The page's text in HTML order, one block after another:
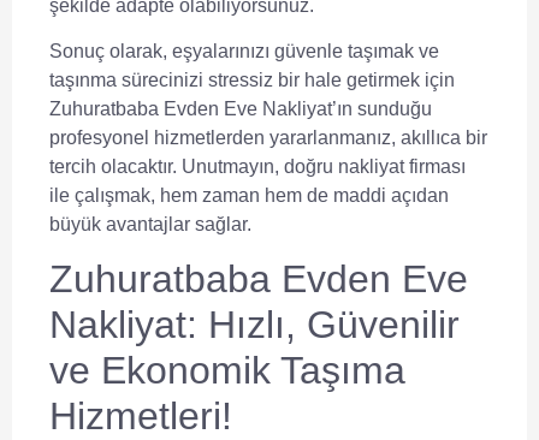
şekilde adapte olabiliyorsunuz.
Sonuç olarak, eşyalarınızı güvenle taşımak ve
taşınma sürecinizi stressiz bir hale getirmek için
Zuhuratbaba Evden Eve Nakliyat’ın sunduğu
profesyonel hizmetlerden yararlanmanız, akıllıca bir
tercih olacaktır. Unutmayın, doğru nakliyat firması
ile çalışmak, hem zaman hem de maddi açıdan
büyük avantajlar sağlar.
Zuhuratbaba Evden Eve
Nakliyat: Hızlı, Güvenilir
ve Ekonomik Taşıma
Hizmetleri!